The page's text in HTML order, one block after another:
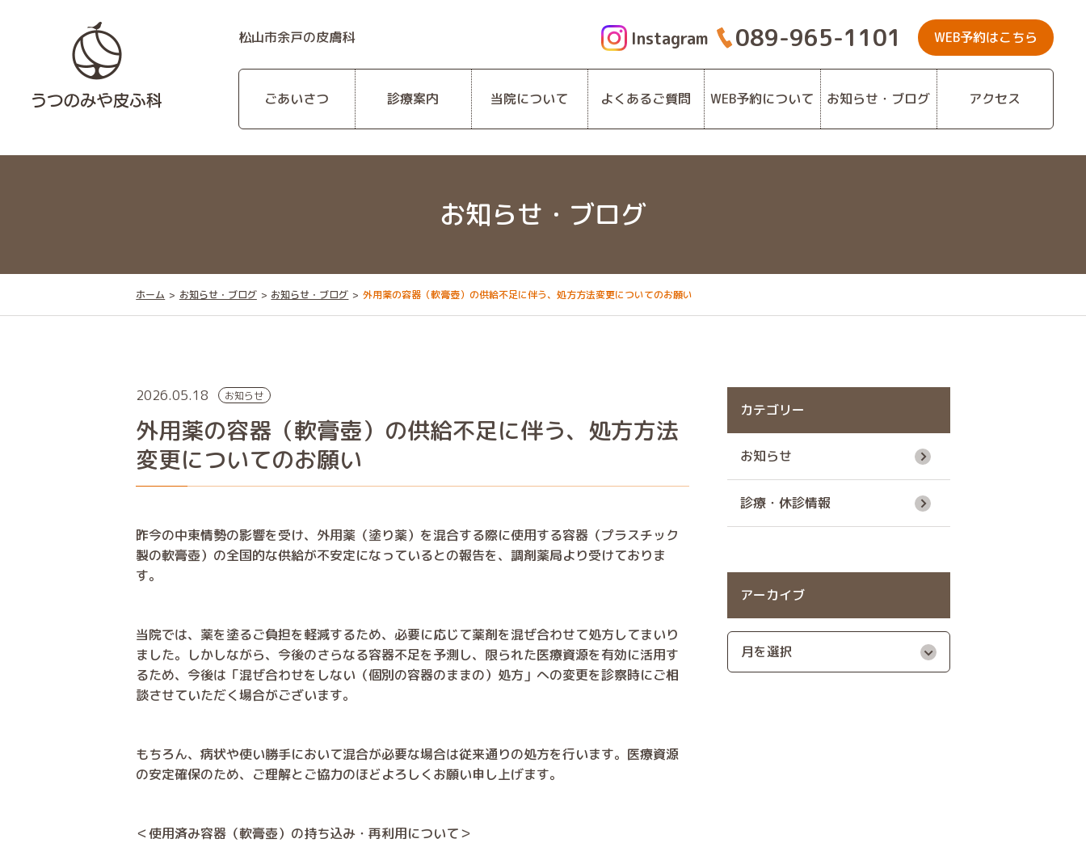
松山市余戸の皮膚科 Instagram 089-965-1101 WEB予約はこちら
ごあいさつ 診療案内 当院について よくあるご質問 WEB予約について お知らせ・ブログ アクセス
お知らせ・ブログ
ホーム お知らせ・ブログ お知らせ・ブログ 外用薬の容器（軟膏壺）の供給不足に伴う、処方方法変更についてのお願い
2026.05.18 お知らせ
外用薬の容器（軟膏壺）の供給不足に伴う、処方方法
変更についてのお願い
昨今の中東情勢の影響を受け、外用薬（塗り薬）を混合する際に使用する容器（プラスチック
製の軟膏壺）の全国的な供給が不安定になっているとの報告を、調剤薬局より受けておりま
す。
当院では、薬を塗るご負担を軽減するため、必要に応じて薬剤を混ぜ合わせて処方してまいり
ました。しかしながら、今後のさらなる容器不足を予測し、限られた医療資源を有効に活用す
るため、 今後は「混ぜ合わせをしない（個別の容器のままの）処方」への変更を診察時にご相
談させていただく場合がございます。
もちろん、病状や使い勝手において混合が必要な場合は従来通りの処方を行います。医療資源
の安定確保のため、ご理解とご協力のほどよろしくお願い申し上げます。
＜使用済み容器（軟膏壺）の持ち込み・再利用について＞
カテゴリー
お知らせ
診療・休診情報
アーカイブ